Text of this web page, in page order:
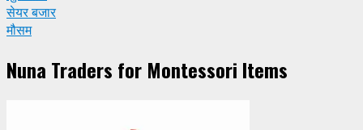
सेयर बजार
मौसम
Nuna Traders for Montessori Items